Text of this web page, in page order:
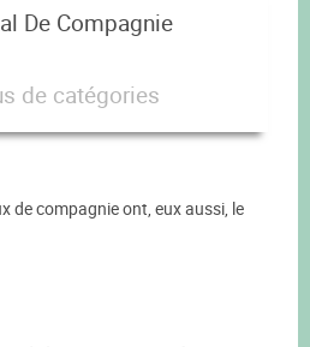
De Compagnie
de catégories
de compagnie ont, eux aussi, le